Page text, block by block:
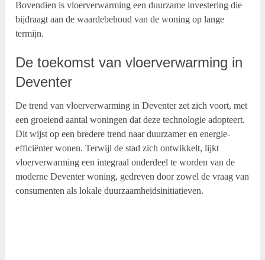
Bovendien is vloerverwarming een duurzame investering die
bijdraagt aan de waardebehoud van de woning op lange
termijn.
De toekomst van vloerverwarming in
Deventer
De trend van vloerverwarming in Deventer zet zich voort, met
een groeiend aantal woningen dat deze technologie adopteert.
Dit wijst op een bredere trend naar duurzamer en energie-
efficiënter wonen. Terwijl de stad zich ontwikkelt, lijkt
vloerverwarming een integraal onderdeel te worden van de
moderne Deventer woning, gedreven door zowel de vraag van
consumenten als lokale duurzaamheidsinitiatieven.